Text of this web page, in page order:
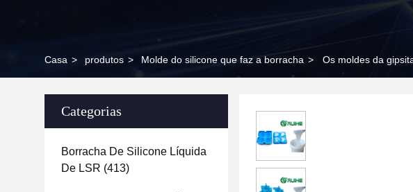
Casa > produtos > Molde do silicone que faz a borracha > Os moldes da
Categorias
Borracha De Silicone Líquida
De LSR (413)